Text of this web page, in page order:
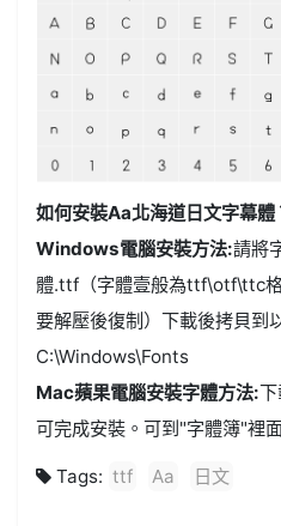
如何安裝Aa北海道日文字幕體
Windows電腦安裝方法:請將
體.ttf（字體壹般為ttf\otf\ttc
要解壓後復制）下載後拷貝到
C:\Windows\Fonts
Mac蘋果電腦安裝字體方法:
可完成安裝。可到"字體簿"裡
Tags: ttf Aa 日文